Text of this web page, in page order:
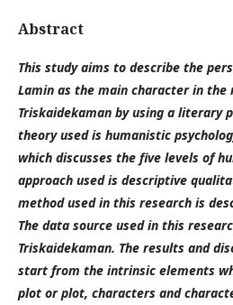
Abstract
This study aims to describe the
Lamin as the main character in the
Triskaidekaman by using a literary
theory used is humanistic
which discusses the five levels of
approach used is descriptive
method used in this research is
The data source used in this
Triskaidekaman. The results and
start from the intrinsic elements
plot or plot, characters and